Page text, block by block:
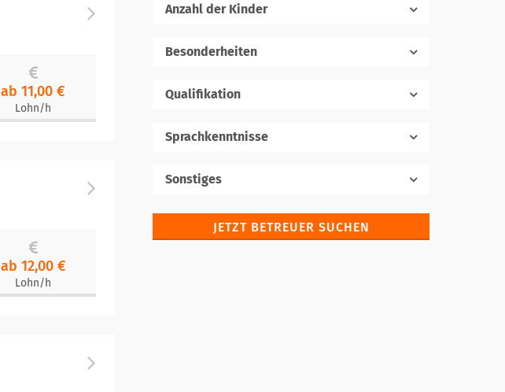
ab 11,00 €
Lohn/h
ab 12,00 €
Lohn/h
Anzahl der Kinder
Besonderheiten
Qualifikation
Sprachkenntnisse
Fremdsprachen
Sonstiges
JETZT BETREUER SUCHEN